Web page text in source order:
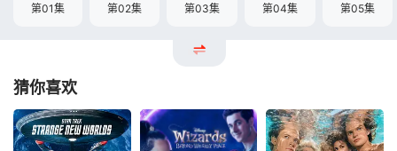
第01集 第02集 第03集 第04集 第05集
猜你喜欢